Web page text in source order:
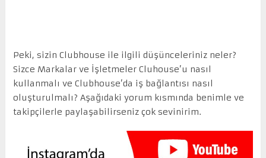
Peki, sizin Clubhouse ile ilgili düşünceleriniz neler?
Sizce Markalar ve İşletmeler Cluhouse’u nasıl
kullanmalı ve Clubhouse’da iş bağlantısı nasıl
oluşturulmalı? Aşağıdaki yorum kısmında benimle ve
takipçilerle paylaşabilirseniz çok sevinirim.